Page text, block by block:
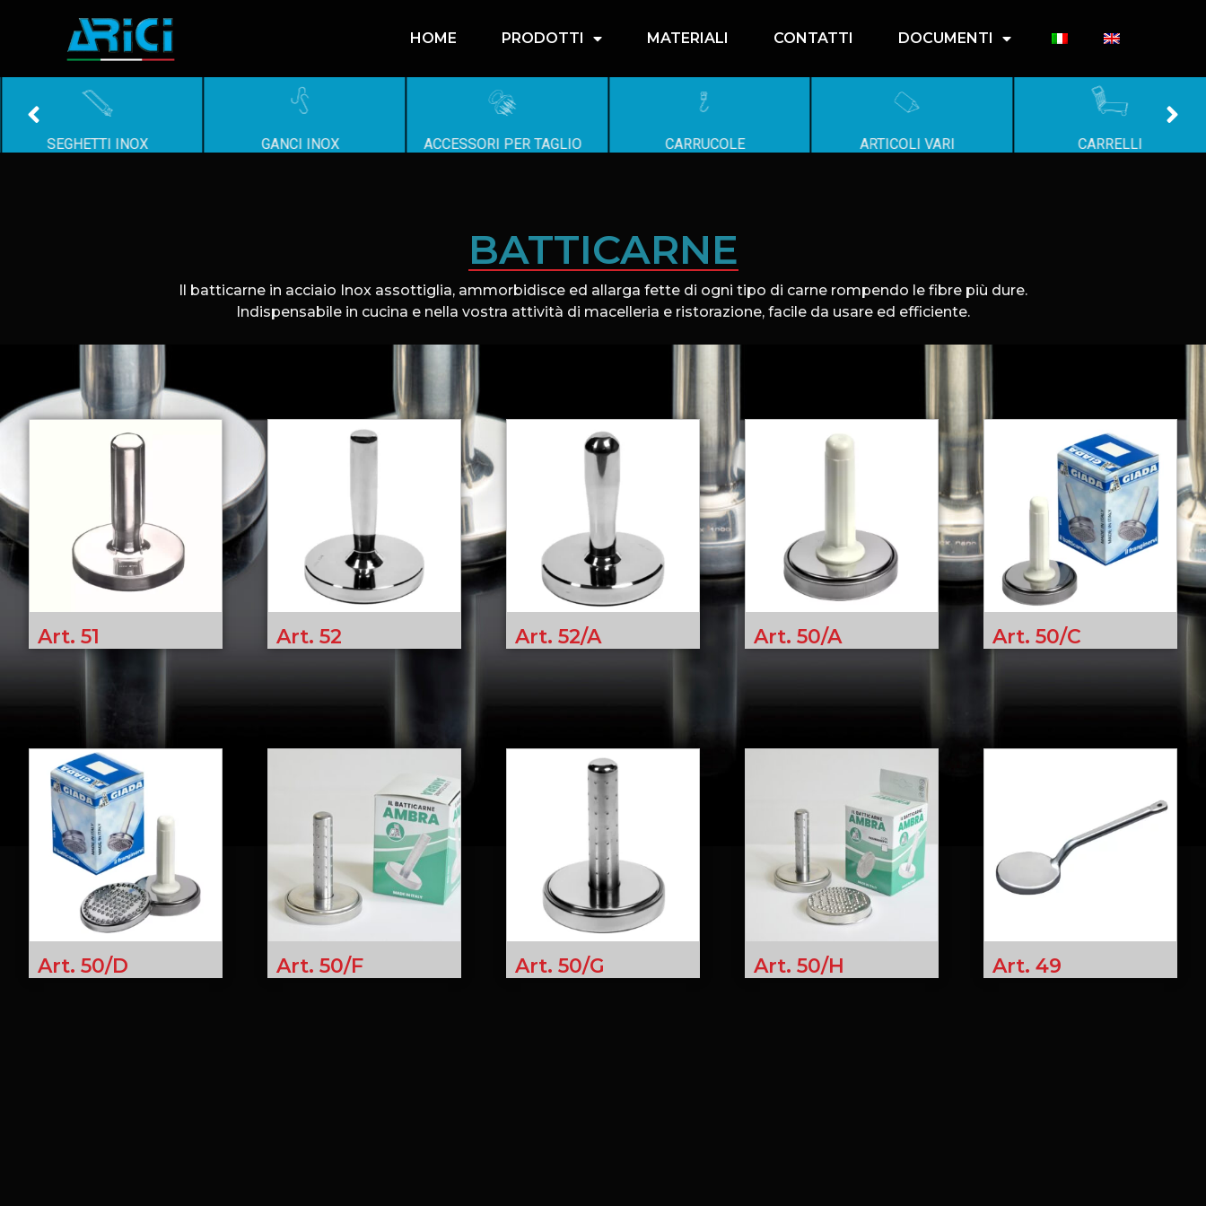
HOME PRODOTTI MATERIALI CONTATTI DOCUMENTI
SEGHETTI INOX GANCI INOX ACCESSORI PER TAGLIO CARRUCOLE ARTICOLI VARI CARRELLI
BATTICARNE
Il batticarne in acciaio Inox assottiglia, ammorbidisce ed allarga fette di ogni tipo di carne rompendo le fibre più dure.
Indispensabile in cucina e nella vostra attività di macelleria e ristorazione, facile da usare ed efficiente.
Art. 51 Art. 52 Art. 52/A Art. 50/A Art. 50/C
Art. 50/D Art. 50/F Art. 50/G Art. 50/H Art. 49